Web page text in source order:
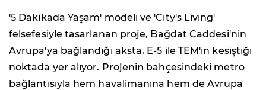
'5 Dakikada Yaşam' modeli ve 'City's Living'
felsefesiyle tasarlanan proje, Bağdat Caddesi'nin
Avrupa'ya bağlandığı aksta, E-5 ile TEM'in kesiştiği
noktada yer alıyor. Projenin bahçesindeki metro
bağlantısıyla hem havalimanına hem de Avrupa